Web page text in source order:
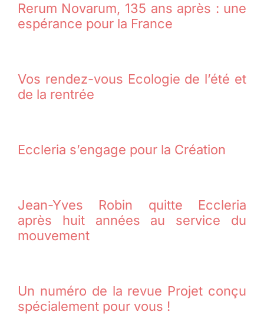
Rerum Novarum, 135 ans après : une
espérance pour la France
Vos rendez-vous Ecologie de l’été et
de la rentrée
Eccleria s’engage pour la Création
Jean-Yves Robin quitte Eccleria
après huit années au service du
mouvement
Un numéro de la revue Projet conçu
spécialement pour vous !